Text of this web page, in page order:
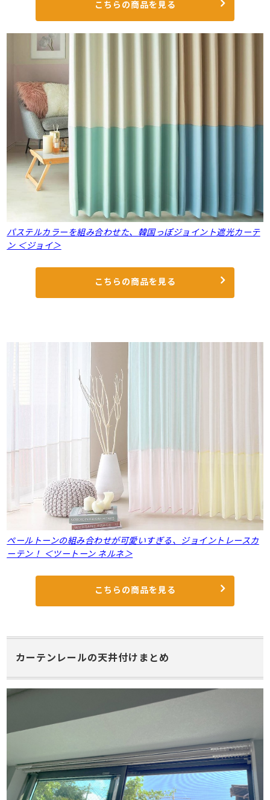
こちらの商品を見る
パステルカラーを組み合わせた、韓国っぽジョイント遮光カーテ
ン ＜ジョイ＞
こちらの商品を見る
ペールトーンの組み合わせが可愛いすぎる、ジョイントレースカ
ーテン！ ＜ツートーン ネルネ＞
こちらの商品を見る
カーテンレールの天井付けまとめ